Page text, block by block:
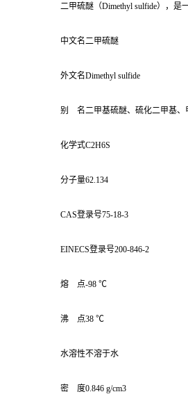
二甲硫醚（Dimethyl sulfide），是
中文名二甲硫醚
外文名Dimethyl sulfide
别 名二甲基硫醚、硫化二甲基、
化学式C2H6S
分子量62.134
CAS登录号75-18-3
EINECS登录号200-846-2
熔 点-98 ℃
沸 点38 ℃
水溶性不溶于水
密 度0.846 g/cm3